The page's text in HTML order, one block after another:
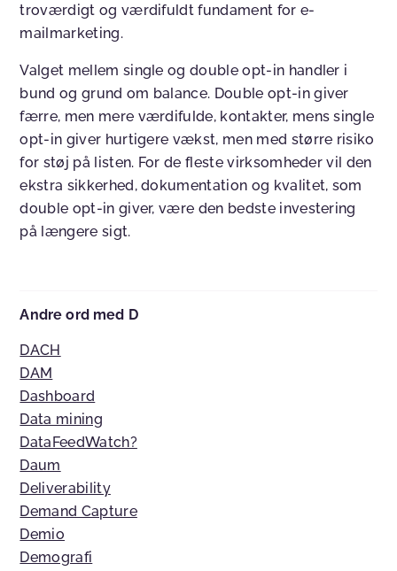
troværdigt og værdifuldt fundament for e-
mailmarketing.
Valget mellem single og double opt-in handler i
bund og grund om balance. Double opt-in giver
færre, men mere værdifulde, kontakter, mens single
opt-in giver hurtigere vækst, men med større risiko
for støj på listen. For de fleste virksomheder vil den
ekstra sikkerhed, dokumentation og kvalitet, som
double opt-in giver, være den bedste investering
på længere sigt.
Andre ord med D
DACH
DAM
Dashboard
Data mining
DataFeedWatch?
Daum
Deliverability
Demand Capture
Demio
Demografi